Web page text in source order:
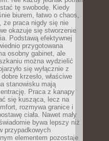
tę swobodę. Kiedy
biurem, łatwo o chaos,
że praca nigdy się nie
okazuje się stworzenie
Podstawą efektywnej
przygotowana
osobny gabinet, ale
można wydzielić
się wyłącznie z
krzesło, właściwe
stanowisku mają
Praca z kanapy
się kusząca, lecz na
rozmywa granice i
ciała. Nawet mały
bywa lepszy niż
przypadkowych
elementem pozostaje